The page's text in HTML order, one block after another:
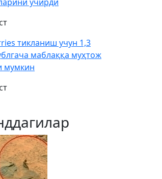
тикланиш учун 1,3
маблаққа муҳтож
мумкин